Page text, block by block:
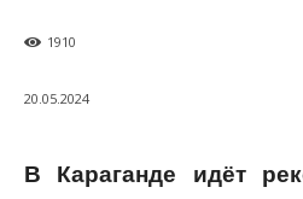
1910
20.05.2024
В Караганде идёт